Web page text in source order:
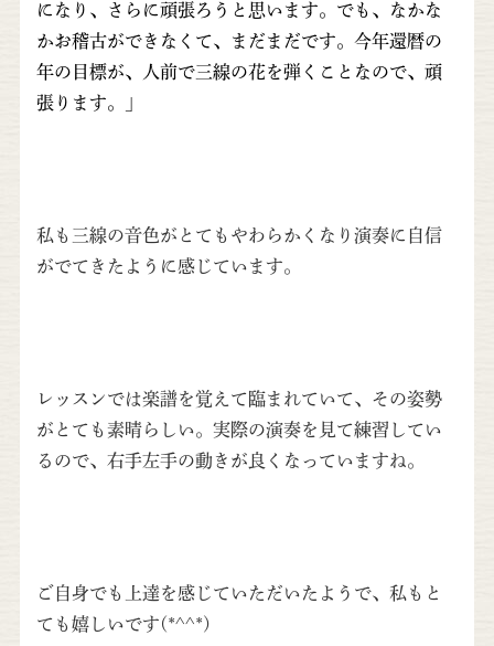
になり、
さらに頑張ろうと思います。でも、なかな
かお稽古ができなくて、
まだまだです。今年還暦の
年の目標が、
人前で三線の花を弾くことなので、頑
張ります。」
私も三線の音色がとてもやわらかくなり演奏に自信
がでてきたように感じています。
レッスンでは楽譜を覚えて臨まれていて、その姿勢
がとても素晴らしい。実際の演奏を見て練習してい
るので、右手左手の動きが良くなっていますね。
ご自身でも上達を感じていただいたようで、私もと
ても嬉しいです(*^^*)